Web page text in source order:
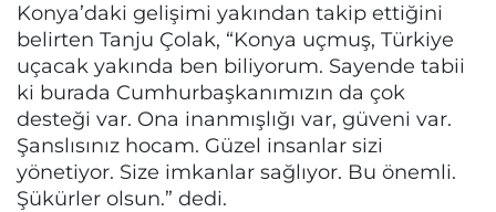
Konya’daki gelişimi yakından takip ettiğini
belirten Tanju Çolak, “Konya uçmuş, Türkiye
uçacak yakında ben biliyorum. Sayende tabii
ki burada Cumhurbaşkanımızın da çok
desteği var. Ona inanmışlığı var, güveni var.
Şanslısınız hocam. Güzel insanlar sizi
yönetiyor. Size imkanlar sağlıyor. Bu önemli.
Şükürler olsun.” dedi.